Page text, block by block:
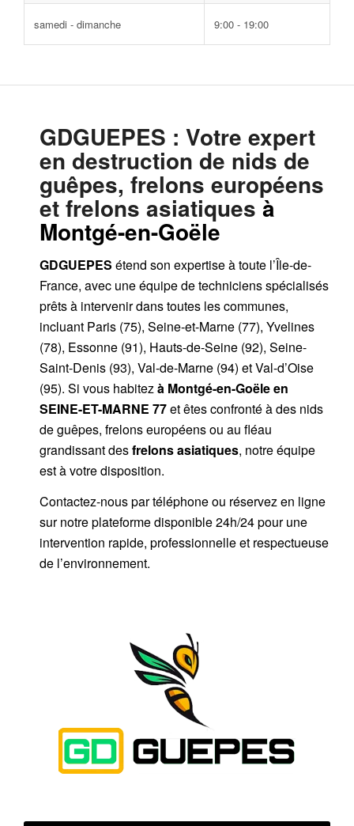
samedi - dimanche 9:00 - 19:00
GDGUEPES : Votre expert
en destruction de nids de
guêpes, frelons européens
et frelons asiatiquesà
Montgé-en-Goële
GDGUEPES étend son expertise à toute l’Île-de-
France, avec une équipe de techniciens spécialisés
prêts à intervenir dans toutes les communes,
incluant Paris (75), Seine-et-Marne (77), Yvelines
(78), Essonne (91), Hauts-de-Seine (92), Seine-
Saint-Denis (93), Val-de-Marne (94) et Val-d’Oise
(95). Si vous habitez à Montgé-en-Goëleen
SEINE-ET-MARNE 77et êtes confronté à des nids
de guêpes, frelons européens ou au fléau
grandissant desfrelons asiatiques, notre équipe
est à votre disposition.
Contactez-nous partéléphoneou réservez en ligne
sur notre plateforme disponible 24h/24pour une
intervention rapide, professionnelle et respectueuse
de l’environnement.